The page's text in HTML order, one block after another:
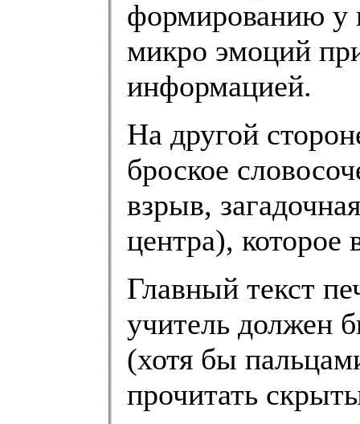
формированию у
микро эмоций
информацией.
На другой
броское
взрыв,
центра),
Главный текст
учитель должен
(хотя бы
прочитать